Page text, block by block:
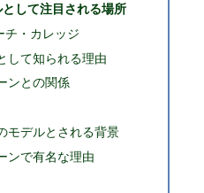
して注目される場所
チ・カレッジ
して知られる理由
ンとの関係
モデルとされる背景
ンで有名な理由